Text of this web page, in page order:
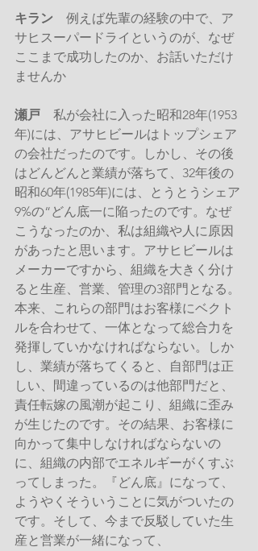
キラン 例えば先輩の経験の中で、ア
サヒスーパードライというのが、なぜ
ここまで成功したのか、お話いただけ
ませんか
瀬戸 私が会社に入った昭和28年(1953
年)には、アサヒビールはトップシェア
の会社だったのです。しかし、その後
はどんどんと業績が落ちて、32年後の
昭和60年(1985年)には、とうとうシェア
9%の“どん底一に陥ったのです。なぜ
こうなったのか、私は組織や人に原因
があったと思います。アサヒビールは
メーカーですから、組織を大きく分け
ると生産、営業、管理の3部門となる。
本来、これらの部門はお客様にベクト
ルを合わせて、一体となって総合力を
発揮していかなければならない。しか
し、業績が落ちてくると、自部門は正
しい、間違っているのは他部門だと、
責任転嫁の風潮が起こり、組織に歪み
が生じたのです。その結果、お客様に
向かって集中しなければならないの
に、組織の内部でエネルギーがくすぶ
ってしまった。『どん底』になって、
ようやくそういうことに気がついたの
です。そして、今まで反駁していた生
産と営業が一緒になって、